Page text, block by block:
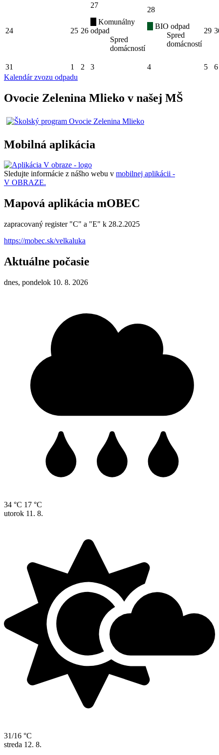
24 25 26
27
Komunálny
odpad
Spred
domácností
28
BIO odpad
Spred
domácností
29
31 1 2 3 4 5
6
Kalendár zvozu odpadu
Ovocie Zelenina Mlieko v našej MŠ
Mobilná aplikácia
Sledujte informácie z nášho webu v mobilnej aplikácii -
V OBRAZE.
Mapová aplikácia mOBEC
zapracovaný register "C" a "E" k 28.2.2025
https://mobec.sk/velkaluka
Aktuálne počasie
dnes, pondelok 10. 8. 2026
34 °C 17 °C
utorok 11. 8.
31/16 °C
streda 12. 8.